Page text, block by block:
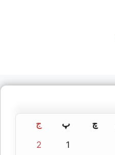
چ پ ج
1
2